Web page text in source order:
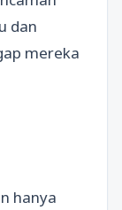
dan
mereka
hanya